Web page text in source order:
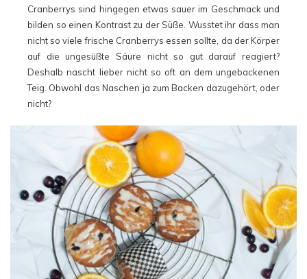
Cranberrys sind hingegen etwas sauer im Geschmack und
bilden so einen Kontrast zu der Süße. Wusstet ihr dass man
nicht so viele frische Cranberrys essen sollte, da der Körper
auf die ungesüßte Säure nicht so gut darauf reagiert?
Deshalb nascht lieber nicht so oft an dem ungebackenen
Teig. Obwohl das Naschen ja zum Backen dazugehört, oder
nicht?